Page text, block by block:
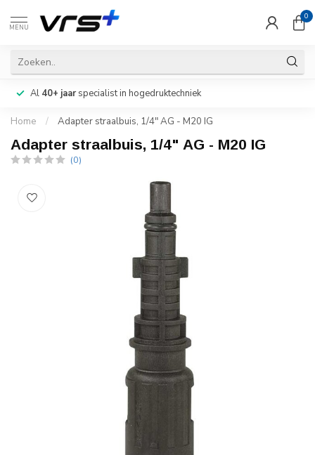
MENU
0
Al 40+ jaarspecialist in hogedruktechniek
Home / Adapter straalbuis, 1/4" AG - M20 IG
Adapter straalbuis, 1/4" AG - M20 IG
(0)